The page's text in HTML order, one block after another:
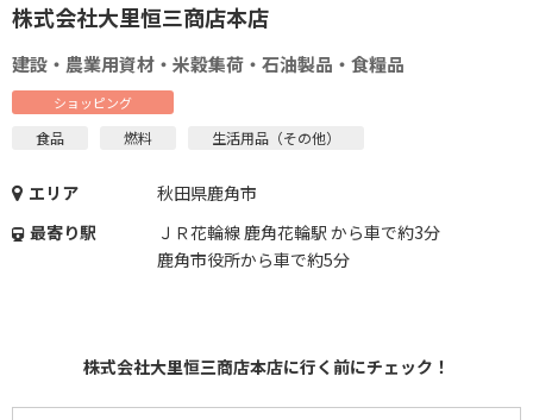
株式会社大里恒三商店本店
建設・農業用資材・米穀集荷・石油製品・食糧品
ショッピング
食品 燃料 生活用品（その他）
エリア
秋田県鹿角市
最寄り駅
ＪＲ花輪線 鹿角花輪駅 から車で約3分
鹿角市役所から車で約5分
株式会社大里恒三商店本店に行く前にチェック！